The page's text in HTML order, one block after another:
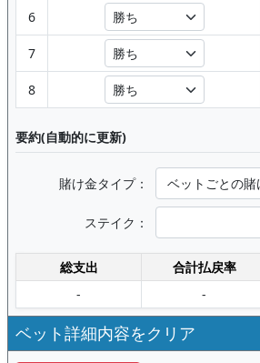
6
7
8
要約(自動的に更新)
賭け金タイプ：
ステイク：
総支出 合計払戻率
-
-
ベット詳細内容をクリア